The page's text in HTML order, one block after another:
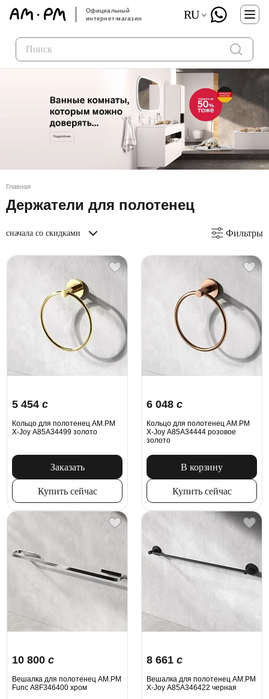
Официальный
интернет-магазин
RU
Главная
Держатели для полотенец
сначала со скидками Фильтры
5 454 c
Кольцо для полотенец AM.PM
X-Joy A85A34499 золото
Заказать
Купить сейчас
6 048 c
Кольцо для полотенец AM.PM
X-Joy A85A34444 розовое
золото
В корзину
Купить сейчас
10 800 c
Вешалка для полотенец AM.PM
Func A8F346400 хром
8 661 c
Вешалка для полотенец AM.PM
X-Joy A85A346422 черная